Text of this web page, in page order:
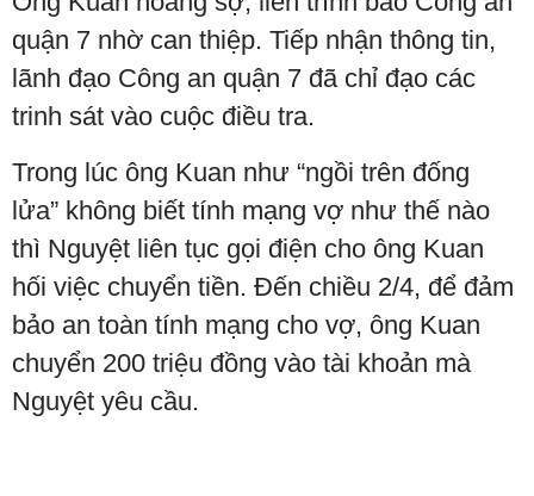
quận 7 nhờ can thiệp. Tiếp nhận thông tin,
lãnh đạo Công an quận 7 đã chỉ đạo các
trinh sát vào cuộc điều tra.
Trong lúc ông Kuan như “ngồi trên đống
lửa” không biết tính mạng vợ như thế nào
thì Nguyệt liên tục gọi điện cho ông Kuan
hối việc chuyển tiền. Đến chiều 2/4, để đảm
bảo an toàn tính mạng cho vợ, ông Kuan
chuyển 200 triệu đồng vào tài khoản mà
Nguyệt yêu cầu.